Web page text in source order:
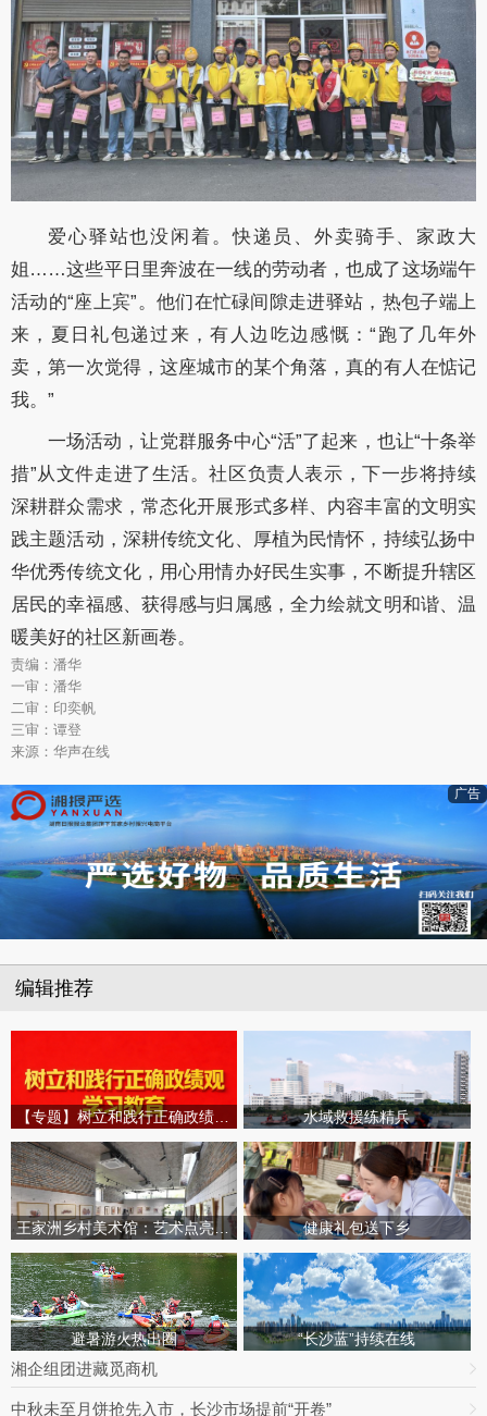
爱心驿站也没闲着。快递员、外卖骑手、家政大
姐……这些平日里奔波在一线的劳动者，也成了这场端午
活动的“座上宾”。他们在忙碌间隙走进驿站，热包子端上
来，夏日礼包递过来，有人边吃边感慨：“跑了几年外
卖，第一次觉得，这座城市的某个角落，真的有人在惦记
我。”
一场活动，让党群服务中心“活”了起来，也让“十条举
措”从文件走进了生活。社区负责人表示，下一步将持续
深耕群众需求，常态化开展形式多样、内容丰富的文明实
践主题活动，深耕传统文化、厚植为民情怀，持续弘扬中
华优秀传统文化，用心用情办好民生实事，不断提升辖区
居民的幸福感、获得感与归属感，全力绘就文明和谐、温
暖美好的社区新画卷。
责编：潘华
一审：潘华
二审：印奕帆
三审：谭登
来源：华声在线
广告
编辑推荐
水域救援练精兵
王家洲乡村美术馆：艺术点亮田园乡村 健康礼包送下乡
避暑游火热出圈 “长沙蓝”持续在线
湘企组团进藏觅商机
中秋未至月饼抢先入市，长沙市场提前“开卷”